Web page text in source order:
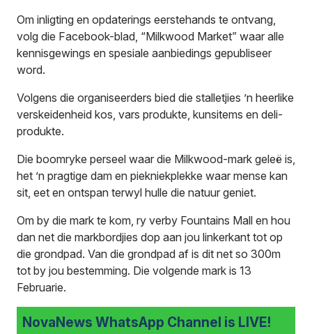
Om inligting en opdaterings eerstehands te ontvang,
volg die Facebook-blad, “Milkwood Market” waar alle
kennisgewings en spesiale aanbiedings gepubliseer
word.
Volgens die organiseerders bied die stalletjies ’n heerlike
verskeidenheid kos, vars produkte, kunsitems en deli-
produkte.
Die boomryke perseel waar die Milkwood-mark geleë is,
het ’n pragtige dam en piekniekplekke waar mense kan
sit, eet en ontspan terwyl hulle die natuur geniet.
Om by die mark te kom, ry verby Fountains Mall en hou
dan net die markbordjies dop aan jou linkerkant tot op
die grondpad. Van die grondpad af is dit net so 300m
tot by jou bestemming. Die volgende mark is 13
Februarie.
NovaNews WhatsApp Channel is LIVE!